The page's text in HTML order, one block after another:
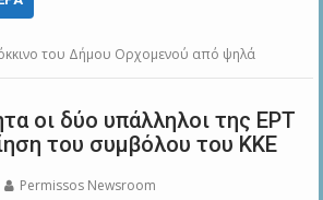
του Δήμου Ορχομενού από ψηλά
οι δύο υπάλληλοι της ΕΡΤ
του συμβόλου του ΚΚΕ
Permissos Newsroom